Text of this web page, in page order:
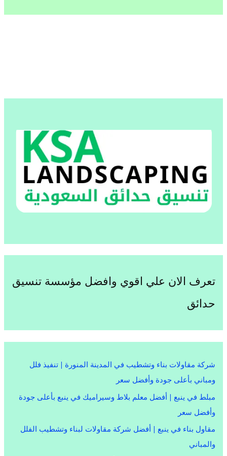
تعرف الان علي اقوي وافضل مؤسسة تنسيق
حدائق
شركة مقاولات بناء وتشطيب في المدينة المنورة | تنفيذ فلل
ومباني بأعلى جودة وأفضل سعر
مبلط في ينبع | أفضل معلم بلاط وسيراميك في ينبع بأعلى جودة
وأفضل سعر
مقاول بناء في ينبع | أفضل شركة مقاولات لبناء وتشطيب الفلل
والمباني